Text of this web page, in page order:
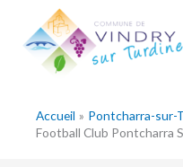
contenu
Accueil
Pontcharra-sur-
Football Club Pontcharra